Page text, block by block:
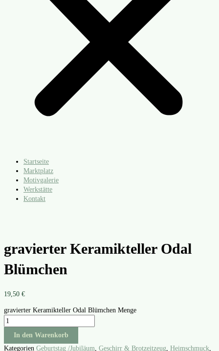
Startseite
Marktplatz
Motivgalerie
Werkstätte
Kontakt
gravierter Keramikteller Odal
Blümchen
19,50 €
gravierter Keramikteller Odal Blümchen Menge
In den Warenkorb
Kategorien Geburtstag /Jubiläum, Geschirr & Brotzeitzeug, Heimschmuck,